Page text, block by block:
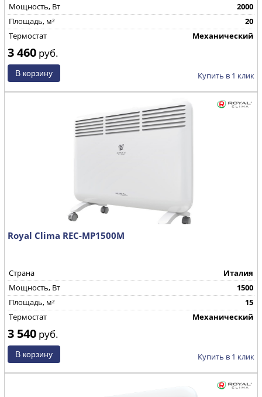
Mощность, Вт
2000
Площадь, м²
20
Термостат
Механический
3 460 руб.
Купить в 1 клик
Royal Clima REC-MP1500M
Страна
Италия
Mощность, Вт
1500
Площадь, м²
15
Термостат
Механический
3 540 руб.
Купить в 1 клик